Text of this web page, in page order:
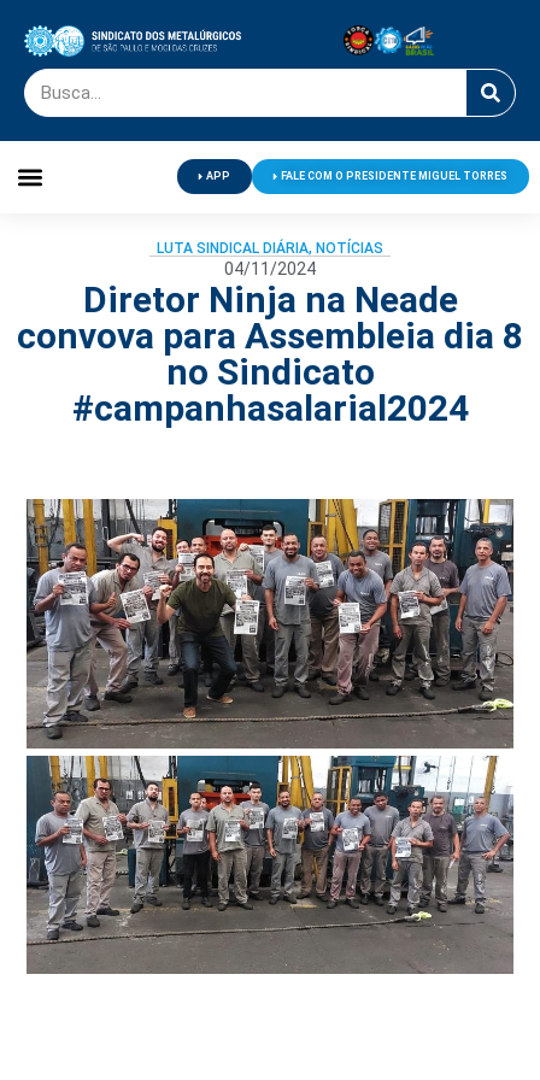
APP FALE COM O PRESIDENTE MIGUEL TORRES
LUTA SINDICAL DIÁRIA, NOTÍCIAS
04/11/2024
Diretor Ninja na Neade
convova para Assembleia dia 8
no Sindicato
#campanhasalarial2024